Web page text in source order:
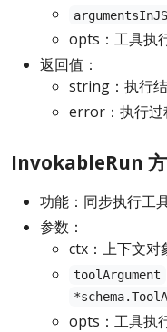
opts：工具执
返回值：
string：执行
error：执行过
InvokableRun 方
功能：同步执行工
参数：
ctx：上下文对
toolArgument
opts：工具执